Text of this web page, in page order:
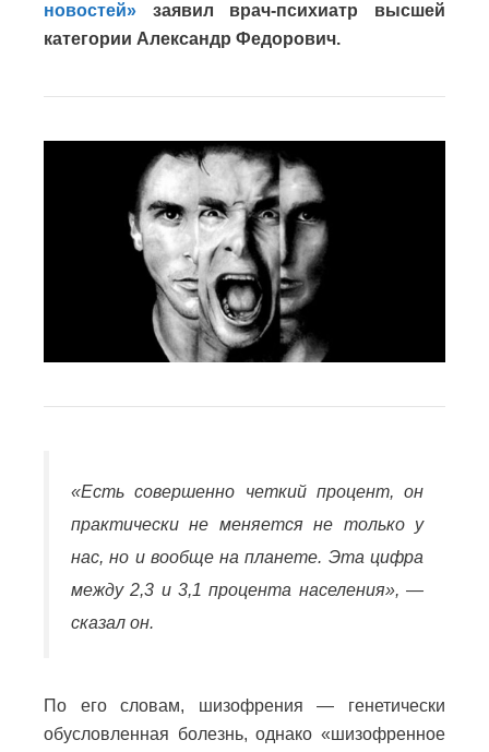
новостей» заявил врач-психиатр высшей
категории Александр Федорович.
«Есть совершенно четкий процент, он
практически не меняется не только у
нас, но и вообще на планете. Эта цифра
между 2,3 и 3,1 процента населения», —
сказал он.
По его словам, шизофрения — генетически
обусловленная болезнь, однако «шизофренное